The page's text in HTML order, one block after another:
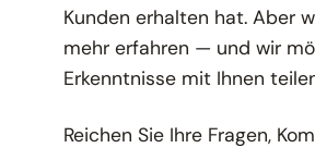
Kunden erhalten hat. Aber
mehr erfahren — und wir
Erkenntnisse mit Ihnen
Reichen Sie Ihre Fragen,